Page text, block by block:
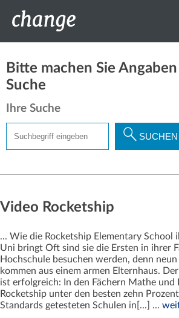
Bitte machen Sie
Suche
Ihre Suche
Suchbegriff
eingebenSUCHEN
Video Rocketship
... Wie die Rocketship Elementary School
Uni bringt Oft sind sie die Ersten in ihrer
Hochschule besuchen werden, denn
kommen aus einem armen Elternhaus.
ist erfolgreich: In den Fächern Mathe und
Rocketship unter den besten zehn
Standards getesteten Schulen in[...] ...